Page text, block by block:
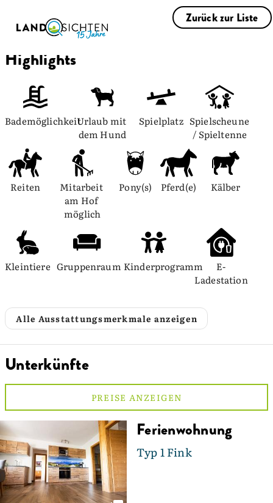
Zurück zur Liste
Highlights
BademöglichkeitUrlaub mit
dem Hund
Spielplatz Spielscheune
/ Spieltenne
Reiten
Mitarbeit
am Hof
möglich
Pony(s) Pferd(e) Kälber
Kleintiere Gruppenraum Kinderprogramm
E-
Ladestation
Alle Ausstattungsmerkmale anzeigen
Unterkünfte
PREISE ANZEIGEN
Ferienwohnung
Typ 1 Fink